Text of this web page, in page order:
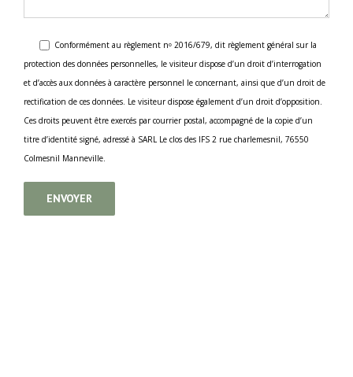
Conformément au règlement nᵒ 2016/679, dit règlement général sur la
protection des données personnelles, le visiteur dispose d’un droit d’interrogation
et d’accès aux données à caractère personnel le concernant, ainsi que d’un droit de
rectification de ces données. Le visiteur dispose également d’un droit d’opposition.
Ces droits peuvent être exercés par courrier postal, accompagné de la copie d’un
titre d’identité signé, adressé à SARL Le clos des IFS 2 rue charlemesnil, 76550
Colmesnil Manneville.